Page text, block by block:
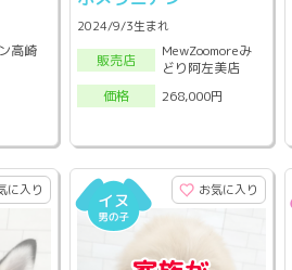
高崎
2024/9/3生まれ
販売店
MewZoomoreみ
どり阿左美店
価格
268,000円
に入り お気に入り